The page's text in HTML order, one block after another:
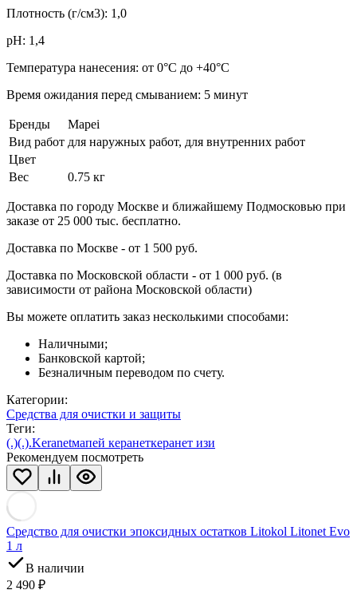
Плотность (г/см3): 1,0
pH: 1,4
Температура нанесения: от 0°C до +40°C
Время ожидания перед смыванием: 5 минут
Бренды
Mapei
Вид работ для наружных работ, для внутренних работ
Цвет
Вес
0.75 кг
Доставка по городу Москве и ближайшему Подмосковью при
заказе от 25 000 тыс. бесплатно.
Доставка по Москве - от 1 500 руб.
Доставка по Московской области - от 1 000 руб. (в
зависимости от района Московской области)
Вы можете оплатить заказ несколькими способами:
Наличными;
Банковской картой;
Безналичным переводом по счету.
Категории:
Средства для очистки и защиты
Теги:
(.)(.).Keranetмапей керанеткеранет изи
Рекомендуем посмотреть
Средство для очистки эпоксидных остатков Litokol Litonet Evo
1 л
В наличии
2 490 ₽